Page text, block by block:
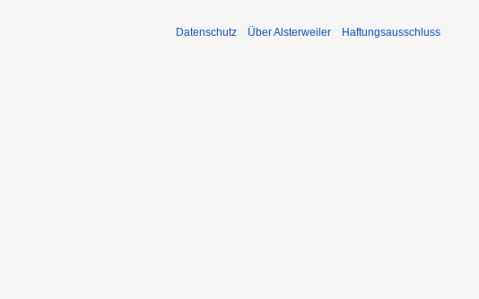
Datenschutz Über Alsterweiler Haftungsausschluss